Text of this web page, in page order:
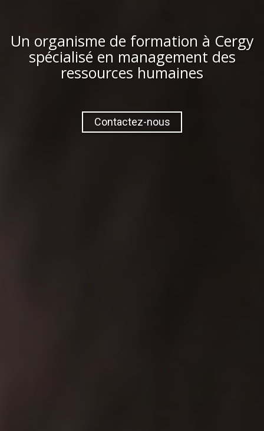
Un organisme de formation à Cergy
spécialisé en management des
ressources humaines
Contactez-nous